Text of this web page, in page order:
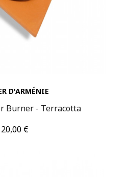
D'ARMÉNIE
Burner - Terracotta
Τιμή
20,00 €